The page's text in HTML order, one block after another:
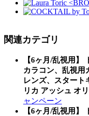
関連カテゴリ
【6ヶ月/乱視用】
カラコン、乱視用
レンズ、スタート
リカ アッシュ オ
ャンペーン
【6ヶ月/乱視用】